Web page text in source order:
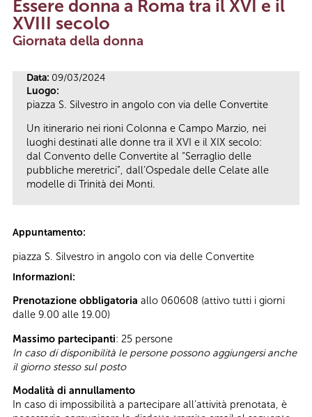
Essere donna a Roma tra il XVI e il
XVIII secolo
Giornata della donna
Data: 09/03/2024
Luogo:
piazza S. Silvestro in angolo con via delle Convertite
Un itinerario nei rioni Colonna e Campo Marzio, nei
luoghi destinati alle donne tra il XVI e il XIX secolo:
dal Convento delle Convertite al “Serraglio delle
pubbliche meretrici”, dall’Ospedale delle Celate alle
modelle di Trinità dei Monti.
Appuntamento:
piazza S. Silvestro in angolo con via delle Convertite
Informazioni:
Prenotazione obbligatoria allo 060608 (attivo tutti i giorni
dalle 9.00 alle 19.00)
Massimo partecipanti: 25 persone
In caso di disponibilità le persone possono aggiungersi anche
il giorno stesso sul posto
Modalità di annullamento
In caso di impossibilità a partecipare all’attività prenotata, è